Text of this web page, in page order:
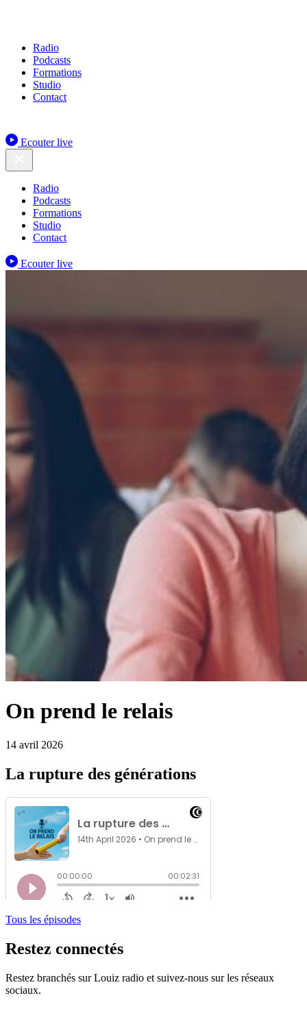
Radio
Podcasts
Formations
Studio
Contact
Ecouter live
Radio
Podcasts
Formations
Studio
Contact
Ecouter live
On prend le relais
14 avril 2026
La rupture des générations
Tous les épisodes
Restez connectés
Restez branchés sur Louiz radio et suivez-nous sur les réseaux
sociaux.